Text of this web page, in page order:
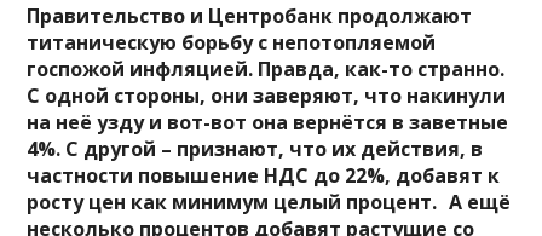
Правительство и Центробанк продолжают
титаническую борьбу с непотопляемой
госпожой инфляцией. Правда, как-то странно.
С одной стороны, они заверяют, что накинули
на неё узду и вот-вот она вернётся в заветные
4%. С другой – признают, что их действия, в
частности повышение НДС до 22%, добавят к
росту цен как минимум целый процент. А ещё
несколько процентов добавят растущие со